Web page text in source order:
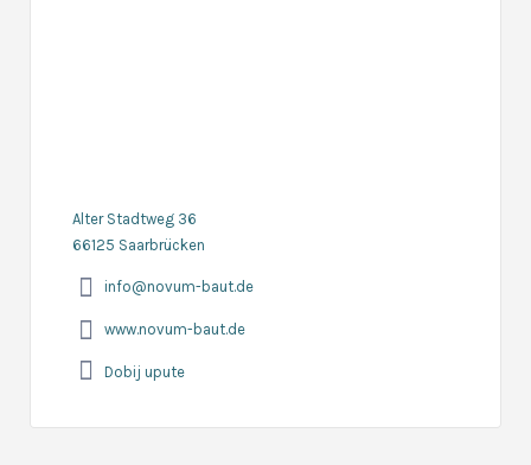
Alter Stadtweg 36
66125 Saarbrücken
info@novum-baut.de
www.novum-baut.de
Dobij upute